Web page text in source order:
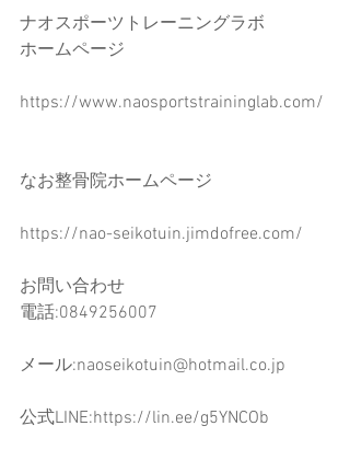
ナオスポーツトレーニングラボ
ホームページ
https://www.naosportstraininglab.com/
なお整骨院ホームページ
https://nao-seikotuin.jimdofree.com/
お問い合わせ
電話:0849256007
メール:naoseikotuin@hotmail.co.jp
公式LINE:https://lin.ee/g5YNCOb